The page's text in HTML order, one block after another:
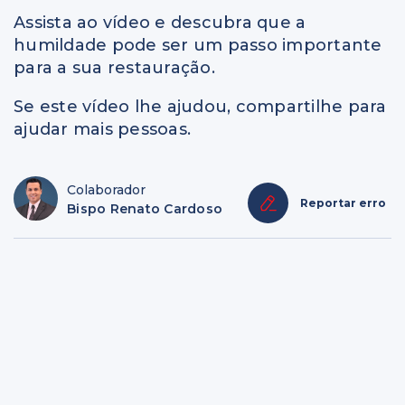
Assista ao vídeo e descubra que a
humildade pode ser um passo importante
para a sua restauração.
Se este vídeo lhe ajudou, compartilhe para
ajudar mais pessoas.
Colaborador
Bispo Renato Cardoso
Reportar erro